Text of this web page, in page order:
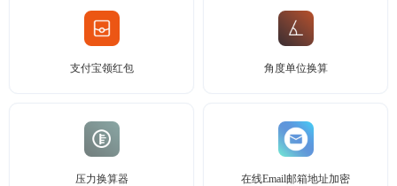
支付宝领红包 角度单位换算
压力换算器 在线Email邮箱地址加密